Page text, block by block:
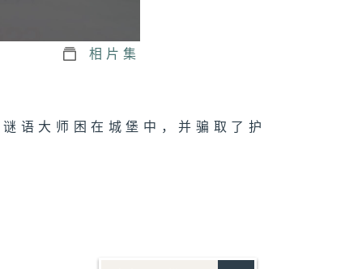
相片集
语大师困在城堡中，并骗取了护